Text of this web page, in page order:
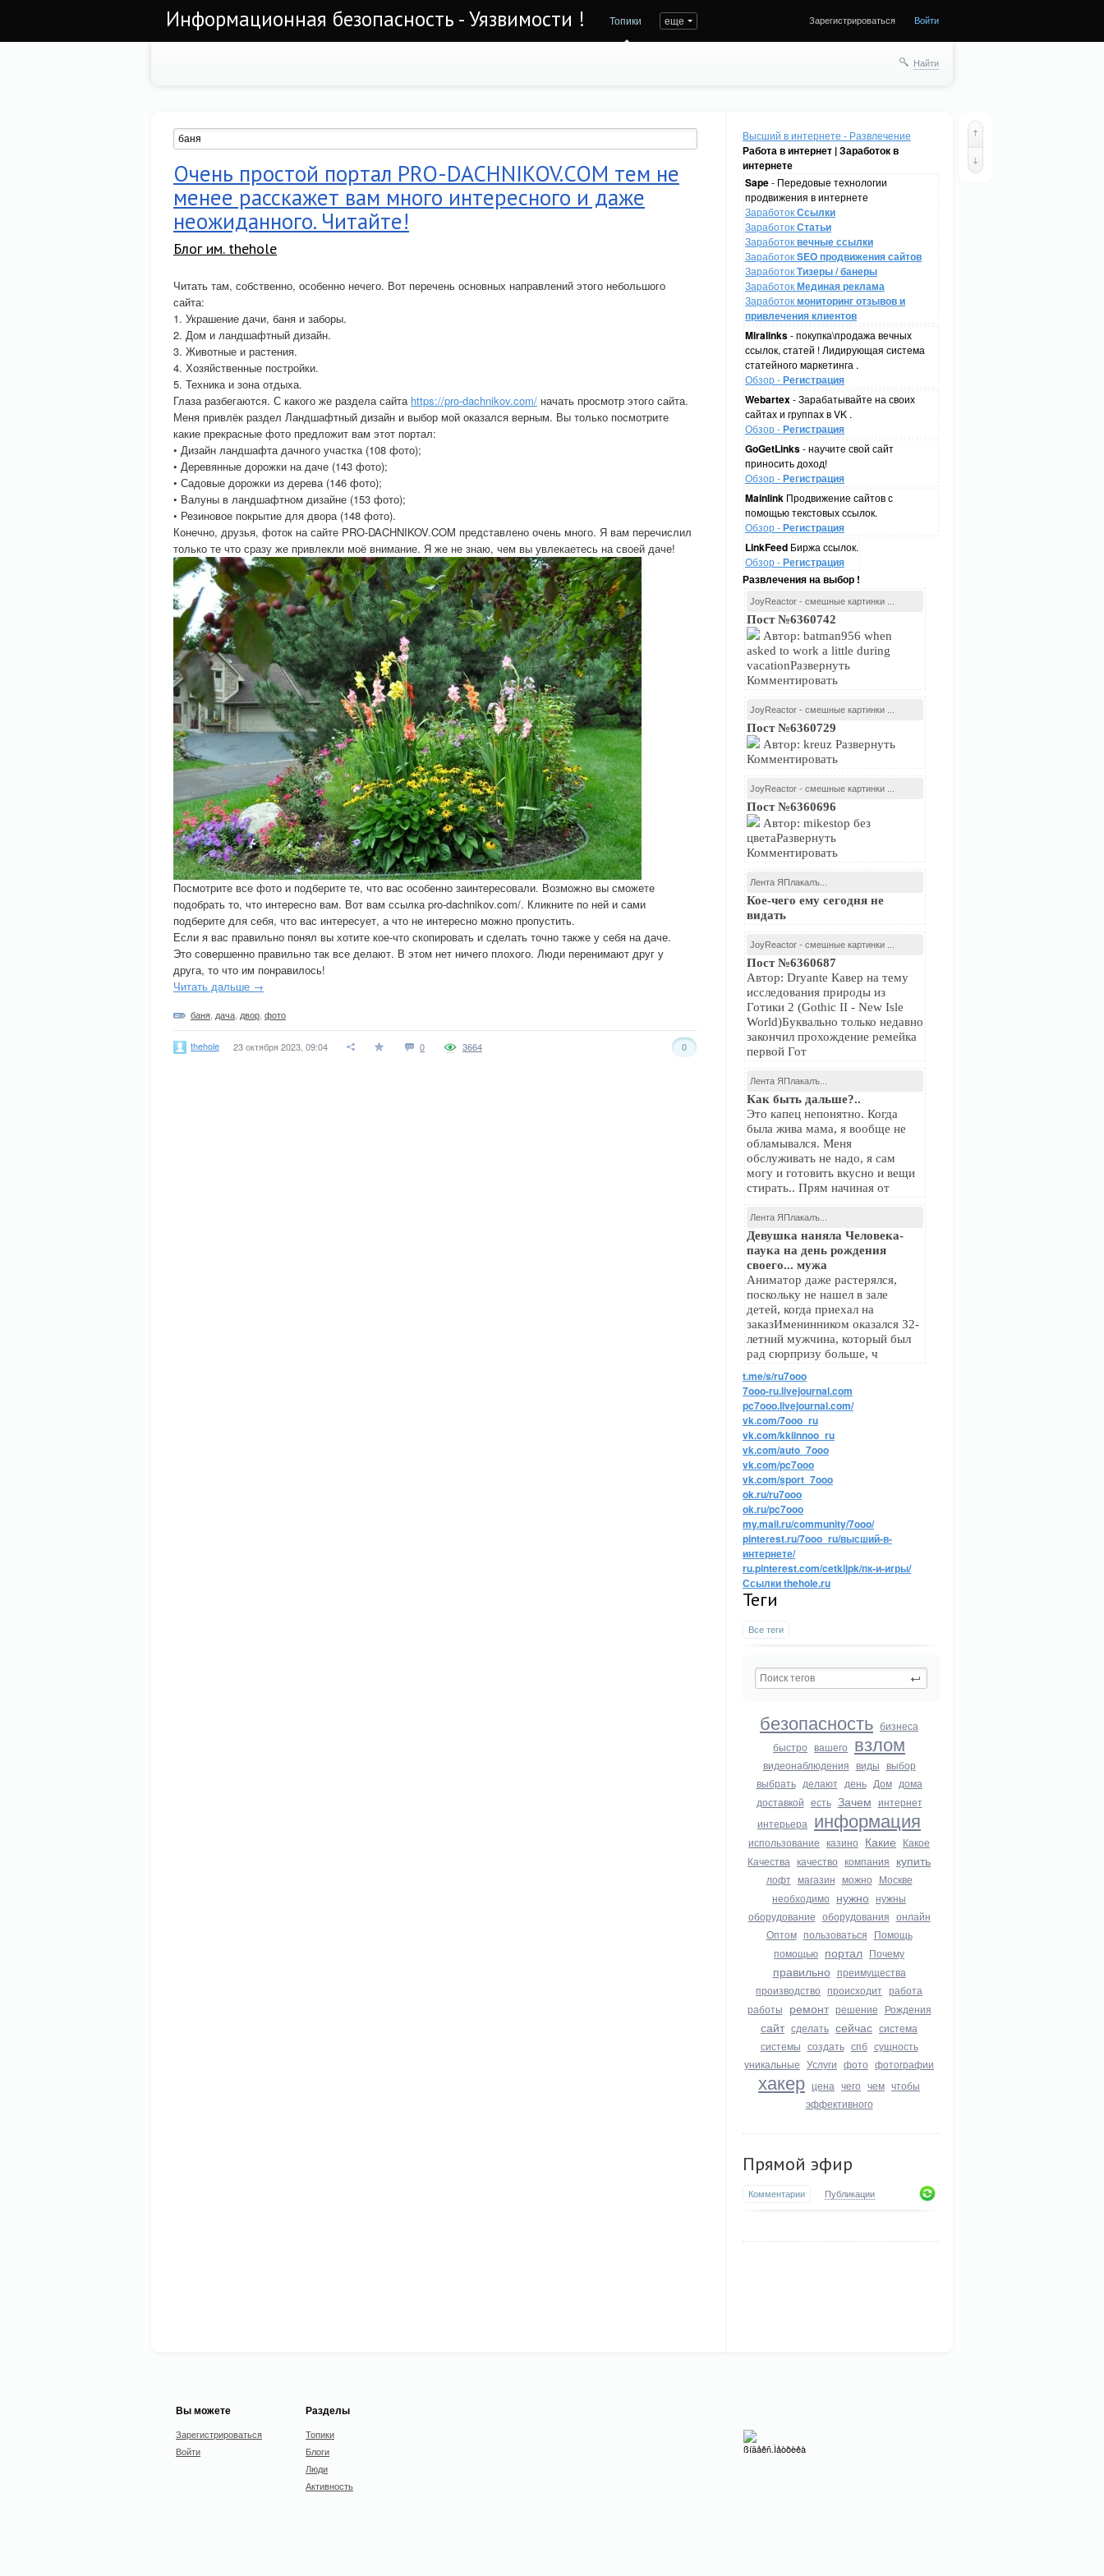
Информационная безопасность - Уязвимости ! Топики еще Зарегистрироваться Войти
Найти
Высший в интернете - Развлечение
Работа в интернет | Заработок в
интернете
Sape- Передовые технологии
продвижения в интернете
ЗаработокСсылки
ЗаработокСтатьи
Заработоквечные ссылки
ЗаработокSEO продвижения сайтов
ЗаработокТизеры / банеры
ЗаработокМединая реклама
Заработокмониторинг отзывов и
привлечения клиентов
Miralinks- покупка\продажа вечных
ссылок, статей ! Лидирующая система
статейного маркетинга .
Обзор -Регистрация
Webartex- Зарабатывайте на своих
сайтах и группах в VK .
Обзор -Регистрация
GoGetLinks- научите свой сайт
приносить доход!
Обзор -Регистрация
Mainlink Продвижение сайтов с
помощью текстовых ссылок.
Обзор -Регистрация
LinkFeed Биржа ссылок.
Обзор -Регистрация
Развлечения на выбор !
JoyReactor - смешные картинки ...
Пост №6360742
Автор: batman956 when
asked to work a little during
vacationРазвернуть
Комментировать
JoyReactor - смешные картинки ...
Пост №6360729
Автор: kreuz Развернуть
Комментировать
JoyReactor - смешные картинки ...
Пост №6360696
Автор: mikestop без
цветаРазвернуть
Комментировать
Лента ЯПлакалъ...
Кое-чего ему сегодня не
видать
JoyReactor - смешные картинки ...
Пост №6360687
Автор: Dryante Кавер на тему
исследования природы из
Готики 2 (Gothic II - New Isle
World)Буквально только недавно
закончил прохождение ремейка
первой Гот
Лента ЯПлакалъ...
Как быть дальше?..
Это капец непонятно. Когда
была жива мама, я вообще не
обламывался. Меня
обслуживать не надо, я сам
могу и готовить вкусно и вещи
стирать.. Прям начиная от
Лента ЯПлакалъ...
Девушка наняла Человека-
паука на день рождения
своего... мужа
Аниматор даже растерялся,
поскольку не нашел в зале
детей, когда приехал на
заказИменинником оказался 32-
летний мужчина, который был
рад сюрпризу больше, ч
t.me/s/ru7ooo
7ooo-ru.livejournal.com
pc7ooo.livejournal.com/
vk.com/7ooo_ru
vk.com/kkiinnoo_ru
vk.com/auto_7ooo
vk.com/pc7ooo
vk.com/sport_7ooo
ok.ru/ru7ooo
ok.ru/pc7ooo
my.mail.ru/community/7ooo/
pinterest.ru/7ooo_ru/высший-в-
интернете/
ru.pinterest.com/cetkijpk/пк-и-игры/
Ссылки thehole.ru
Теги
Все теги
безопасность бизнеса
быстро вашего взлом
видеонаблюдения виды выбор
выбрать делают день Дом дома
доставкой есть Зачем интернет
интерьера информация
использование казино Какие Какое
Качества качество компания купить
лофт магазин можно Москве
необходимо нужно нужны
оборудование оборудования онлайн
Оптом пользоваться Помощь
помощью портал Почему
правильно преимущества
производство происходит работа
работы ремонт решение Рождения
сайт сделать сейчас система
системы создать спб сущность
уникальные Услуги фото фотографии
хакер цена чего чем чтобы
эффективного
Прямой эфир
Комментарии Публикации
Очень простой портал PRO-DACHNIKOV.COM тем не
менее расскажет вам много интересного и даже
неожиданного. Читайте!
Блог им. thehole
Читать там, собственно, особенно нечего. Вот перечень основных направлений этого небольшого
сайта:
1. Украшение дачи, баня и заборы.
2. Дом и ландшафтный дизайн.
3. Животные и растения.
4. Хозяйственные постройки.
5. Техника и зона отдыха.
Глаза разбегаются. С какого же раздела сайта https://pro-dachnikov.com/ начать просмотр этого сайта.
Меня привлёк раздел Ландшафтный дизайн и выбор мой оказался верным. Вы только посмотрите
какие прекрасные фото предложит вам этот портал:
• Дизайн ландшафта дачного участка (108 фото);
• Деревянные дорожки на даче (143 фото);
• Садовые дорожки из дерева (146 фото);
• Валуны в ландшафтном дизайне (153 фото);
• Резиновое покрытие для двора (148 фото).
Конечно, друзья, фоток на сайте PRO-DACHNIKOV.COM представлено очень много. Я вам перечислил
только те что сразу же привлекли моё внимание. Я же не знаю, чем вы увлекаетесь на своей даче!
Посмотрите все фото и подберите те, что вас особенно заинтересовали. Возможно вы сможете
подобрать то, что интересно вам. Вот вам ссылка pro-dachnikov.com/. Кликните по ней и сами
подберите для себя, что вас интересует, а что не интересно можно пропустить.
Если я вас правильно понял вы хотите кое-что скопировать и сделать точно также у себя на даче.
Это совершенно правильно так все делают. В этом нет ничего плохого. Люди перенимают друг у
друга, то что им понравилось!
Читать дальше →
баня дача двор фото
thehole 23 октября 2023, 09:04 0 0
3664
Вы можете
Зарегистрироваться
Войти
Разделы
Топики
Блоги
Люди
Активность